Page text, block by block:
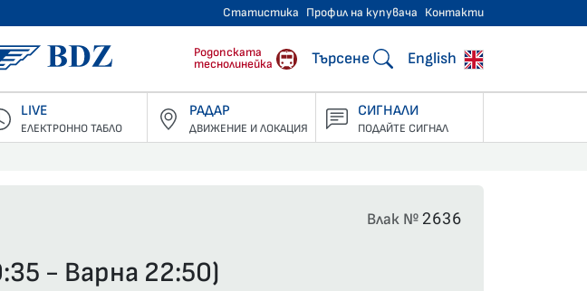
Статистика Профил на купувача Контакти
БДЖ - Пътнически превози
Родопската
теснолинейка
Търсене English
LIVE
ЕЛЕКТРОННО ТАБЛО
РАДАР
ДВИЖЕНИЕ И ЛОКАЦИЯ
СИГНАЛИ
ПОДАЙТЕ СИГНАЛ
Влак №2636
- Варна 22:50)